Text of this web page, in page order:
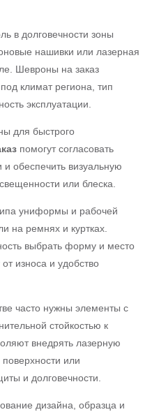
в долговечности зоны
нашивки или лазерная
Шевроны на заказ
климат региона, тип
эксплуатации.
для быстрого
помогут согласовать
обеспечить визуальную
или блеска.
униформы и рабочей
на ремнях и куртках.
выбрать форму и место
износа и удобство
часто нужны элементы с
стойкостью к
внедрять лазерную
или
и долговечности.
дизайна, образца и